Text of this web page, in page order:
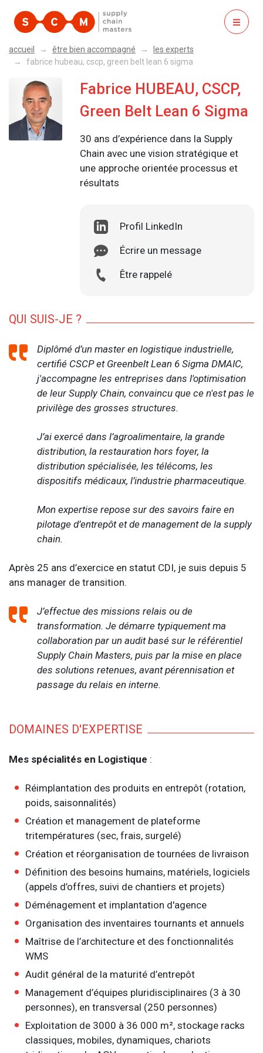
ouvrir
accueil être bien accompagné
les experts
fabrice hubeau, cscp, green belt lean 6 sigma
Fabrice HUBEAU, CSCP,
Green Belt Lean 6 Sigma
30 ans d’expérience dans la Supply
Chain avec une vision stratégique et
une approche orientée processus et
résultats
Profil LinkedIn
Écrire un message
Être rappelé
QUI SUIS-JE ?
Diplômé d’un master en logistique industrielle,
certifié CSCP et Greenbelt Lean 6 Sigma DMAIC,
j'accompagne les entreprises dans l'optimisation
de leur Supply Chain, convaincu que ce n'est pas le
privilège des grosses structures.
J’ai exercé dans l’agroalimentaire, la grande
distribution, la restauration hors foyer, la
distribution spécialisée, les télécoms, les
dispositifs médicaux, l’industrie pharmaceutique.
Mon expertise repose sur des savoirs faire en
pilotage d’entrepôt et de management de la supply
chain.
Après 25 ans d’exercice en statut CDI, je suis depuis 5
ans manager de transition.
J’effectue des missions relais ou de
transformation. Je démarre typiquement ma
collaboration par un audit basé sur le référentiel
Supply Chain Masters, puis par la mise en place
des solutions retenues, avant pérennisation et
passage du relais en interne.
DOMAINES D'EXPERTISE
Mes spécialités en Logistique :
Réimplantation des produits en entrepôt (rotation,
poids, saisonnalités)
Création et management de plateforme
tritempératures (sec, frais, surgelé)
Création et réorganisation de tournées de livraison
Définition des besoins humains, matériels, logiciels
(appels d’offres, suivi de chantiers et projets)
Déménagement et implantation d'agence
Organisation des inventaires tournants et annuels
Maîtrise de l’architecture et des fonctionnalités
WMS
Audit général de la maturité d’entrepôt
Management d’équipes pluridisciplinaires (3 à 30
personnes), en transversal (250 personnes)
Exploitation de 3000 à 36 000 m², stockage racks
classiques, mobiles, dynamiques, chariots